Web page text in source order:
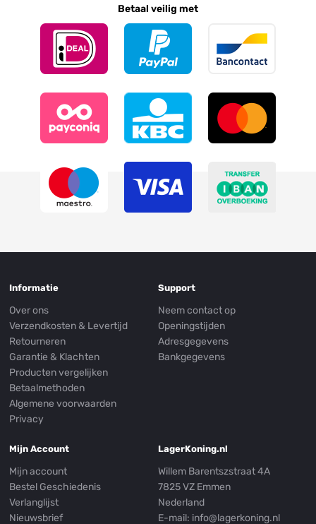
Betaal veilig met
Informatie
Over ons
Verzendkosten & Levertijd
Retourneren
Garantie & Klachten
Producten vergelijken
Betaalmethoden
Algemene voorwaarden
Privacy
Support
Neem contact op
Openingstijden
Adresgegevens
Bankgegevens
Mijn Account
Mijn account
Bestel Geschiedenis
Verlanglijst
Nieuwsbrief
LagerKoning.nl
Willem Barentszstraat 4A
7825 VZ Emmen
Nederland
E-mail: info@lagerkoning.nl